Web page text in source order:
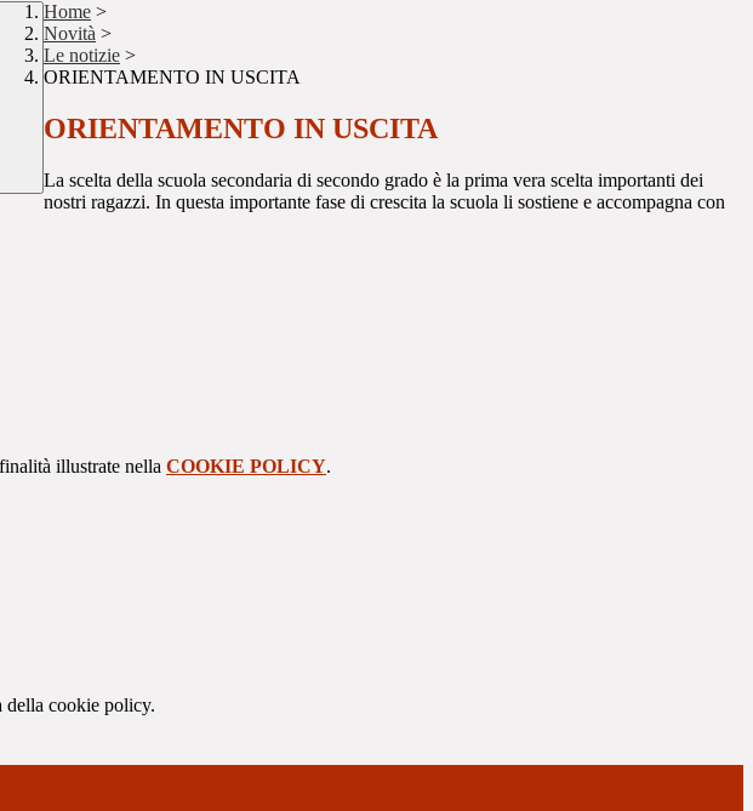
Home >
Novità >
Le notizie >
ORIENTAMENTO IN USCITA
ORIENTAMENTO IN USCITA
La scelta della scuola secondaria di secondo grado è la prima vera scelta importanti dei
nostri ragazzi. In questa importante fase di crescita la scuola li sostiene e accompagna con
illustrate nella COOKIE POLICY.
della cookie policy.